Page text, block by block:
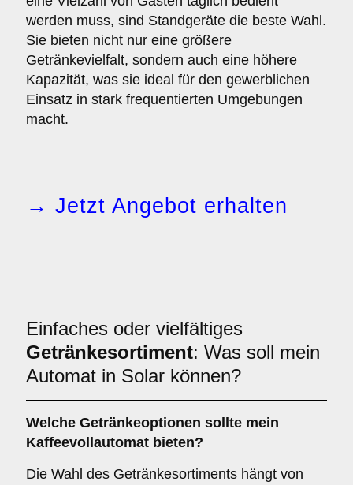
werden muss, sind Standgeräte die beste Wahl.
Sie bieten nicht nur eine größere
Getränkevielfalt, sondern auch eine höhere
Kapazität, was sie ideal für den gewerblichen
Einsatz in stark frequentierten Umgebungen
macht.
→ Jetzt Angebot erhalten
Einfaches oder vielfältiges
Getränkesortiment: Was soll mein
Automat in Solar können?
Welche Getränkeoptionen sollte mein
Kaffeevollautomat bieten?
Die Wahl des Getränkesortiments hängt von